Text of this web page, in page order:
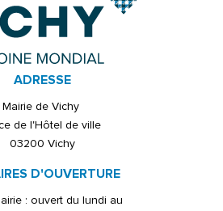
ADRESSE
Mairie de Vichy
de l'Hôtel de ville
03200 Vichy
D'OUVERTURE
: ouvert du lundi au